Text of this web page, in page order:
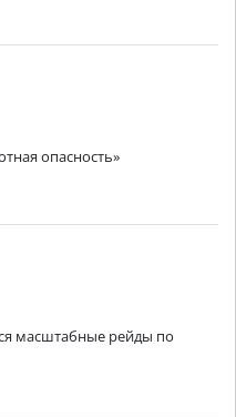
опасность»
масштабные рейды по